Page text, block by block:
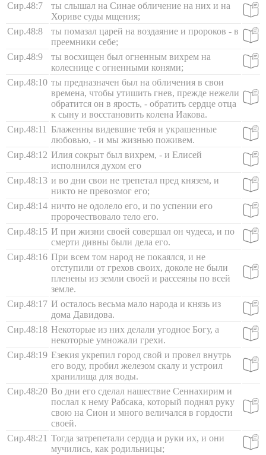
Сир.48:7
ты слышал на Синае обличение на них и на
Хориве суды мщения;
Сир.48:8
ты помазал царей на воздаяние и пророков - в
преемники себе;
Сир.48:9
ты восхищен был огненным вихрем на
колеснице с огненными конями;
Сир.48:10 ты предназначен был на обличения в свои
времена, чтобы утишить гнев, прежде нежели
обратится он в ярость, - обратить сердце отца
к сыну и восстановить колена Иакова.
Сир.48:11
Блаженны видевшие тебя и украшенные
любовью, - и мы жизнью поживем.
Сир.48:12 Илия сокрыт был вихрем, - и Елисей
исполнился духом его
Сир.48:13 и во дни свои не трепетал пред князем, и
никто не превозмог его;
Сир.48:14 ничто не одолело его, и по успении его
пророчествовало тело его.
Сир.48:15 И при жизни своей совершал он чудеса, и по
смерти дивны были дела его.
Сир.48:16 При всем том народ не покаялся, и не
отступили от грехов своих, доколе не были
пленены из земли своей и рассеяны по всей
земле.
Сир.48:17 И осталось весьма мало народа и князь из
дома Давидова.
Сир.48:18 Некоторые из них делали угодное Богу, а
некоторые умножали грехи.
Сир.48:19 Езекия укрепил город свой и провел внутрь
его воду, пробил железом скалу и устроил
хранилища для воды.
Сир.48:20 Во дни его сделал нашествие Сеннахирим и
послал к нему Рабсака, который поднял руку
свою на Сион и много величался в гордости
своей.
Сир.48:21 Тогда затрепетали сердца и руки их, и они
мучились, как родильницы;